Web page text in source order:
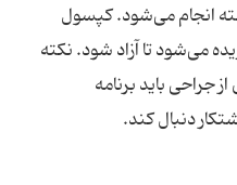
انجام می‌شود. کپسول
می‌شود تا آزاد شود. نکته
جراحی باید برنامه